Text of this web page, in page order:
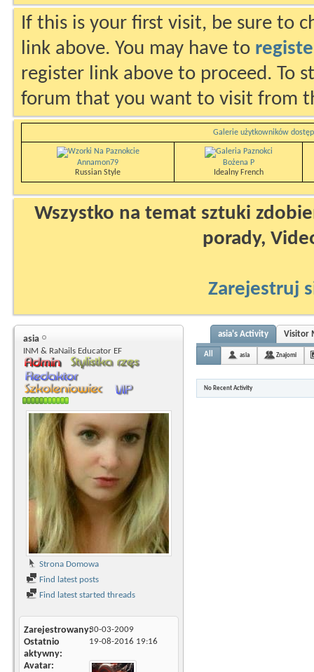
If this is your first visit, be sure to
link above. You may have to
register link above to proceed. To
forum that you want to visit from
Galerie użytkowników
Annamon79
Russian Style
Bożena P
Idealny French
Wszystko na temat sztuki
porady,
Zarejestruj
asia
INM & RaNails Educator EF
Strona Domowa
Find latest posts
Find latest started threads
Zarejestrowany30-03-2009
Ostatnio
aktywny
19-08-2016 19:16
Avatar
asia's Activity Visitor
All asia Znajomi
No Recent Activity